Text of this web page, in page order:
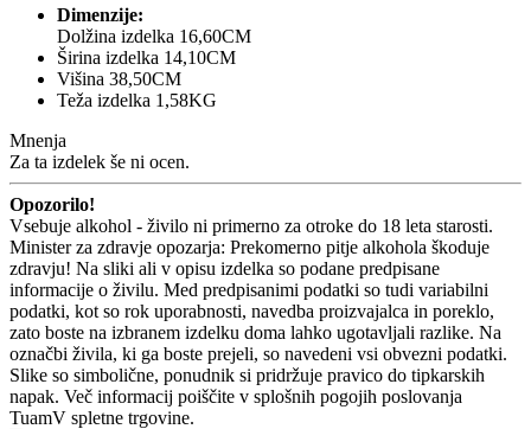
Dimenzije:
Dolžina izdelka 16,60CM
Širina izdelka 14,10CM
Višina 38,50CM
Teža izdelka 1,58KG
Mnenja
Za ta izdelek še ni ocen.
Opozorilo!
Vsebuje alkohol - živilo ni primerno za otroke do 18 leta starosti.
Minister za zdravje opozarja: Prekomerno pitje alkohola škoduje
zdravju! Na sliki ali v opisu izdelka so podane predpisane
informacije o živilu. Med predpisanimi podatki so tudi variabilni
podatki, kot so rok uporabnosti, navedba proizvajalca in poreklo,
zato boste na izbranem izdelku doma lahko ugotavljali razlike. Na
označbi živila, ki ga boste prejeli, so navedeni vsi obvezni podatki.
Slike so simbolične, ponudnik si pridržuje pravico do tipkarskih
napak. Več informacij poiščite v splošnih pogojih poslovanja
TuamV spletne trgovine.